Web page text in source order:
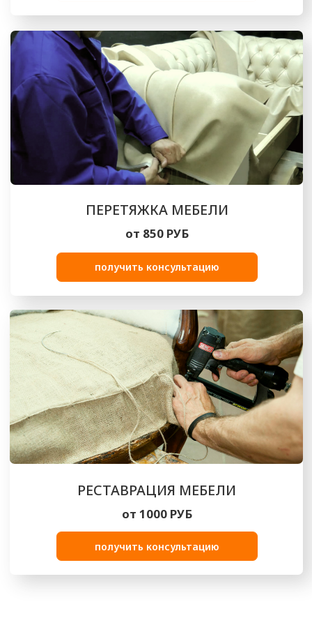
Посмотрите на реализованные нами
проекты по обивке и перетяжке мебели
ВЫПОЛНЕННЫЕ РАБОТЫ
КАЧЕСТВЕННО И БЫСТРО
Опытные мастера выполнят перетяжку мебели
в короткие сроки, сохраняя при этом высокий
уровень качества
ДЕМОКРАТИЧНО
ПРЕИМУЩЕСТВА РАБОТЫ
С НАМИ
Цены в нашей компании всегда остаются
максимально лояльными, есть